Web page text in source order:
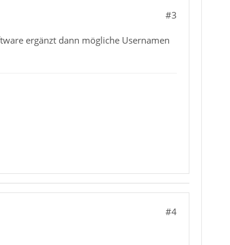
#3
ergänzt dann mögliche Usernamen
#4